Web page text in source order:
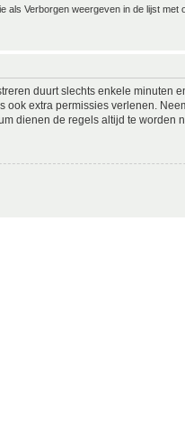
als Verborgen weergeven in de lijst met
duurt slechts enkele minuten
extra permissies verlenen.
dienen de regels altijd te worden